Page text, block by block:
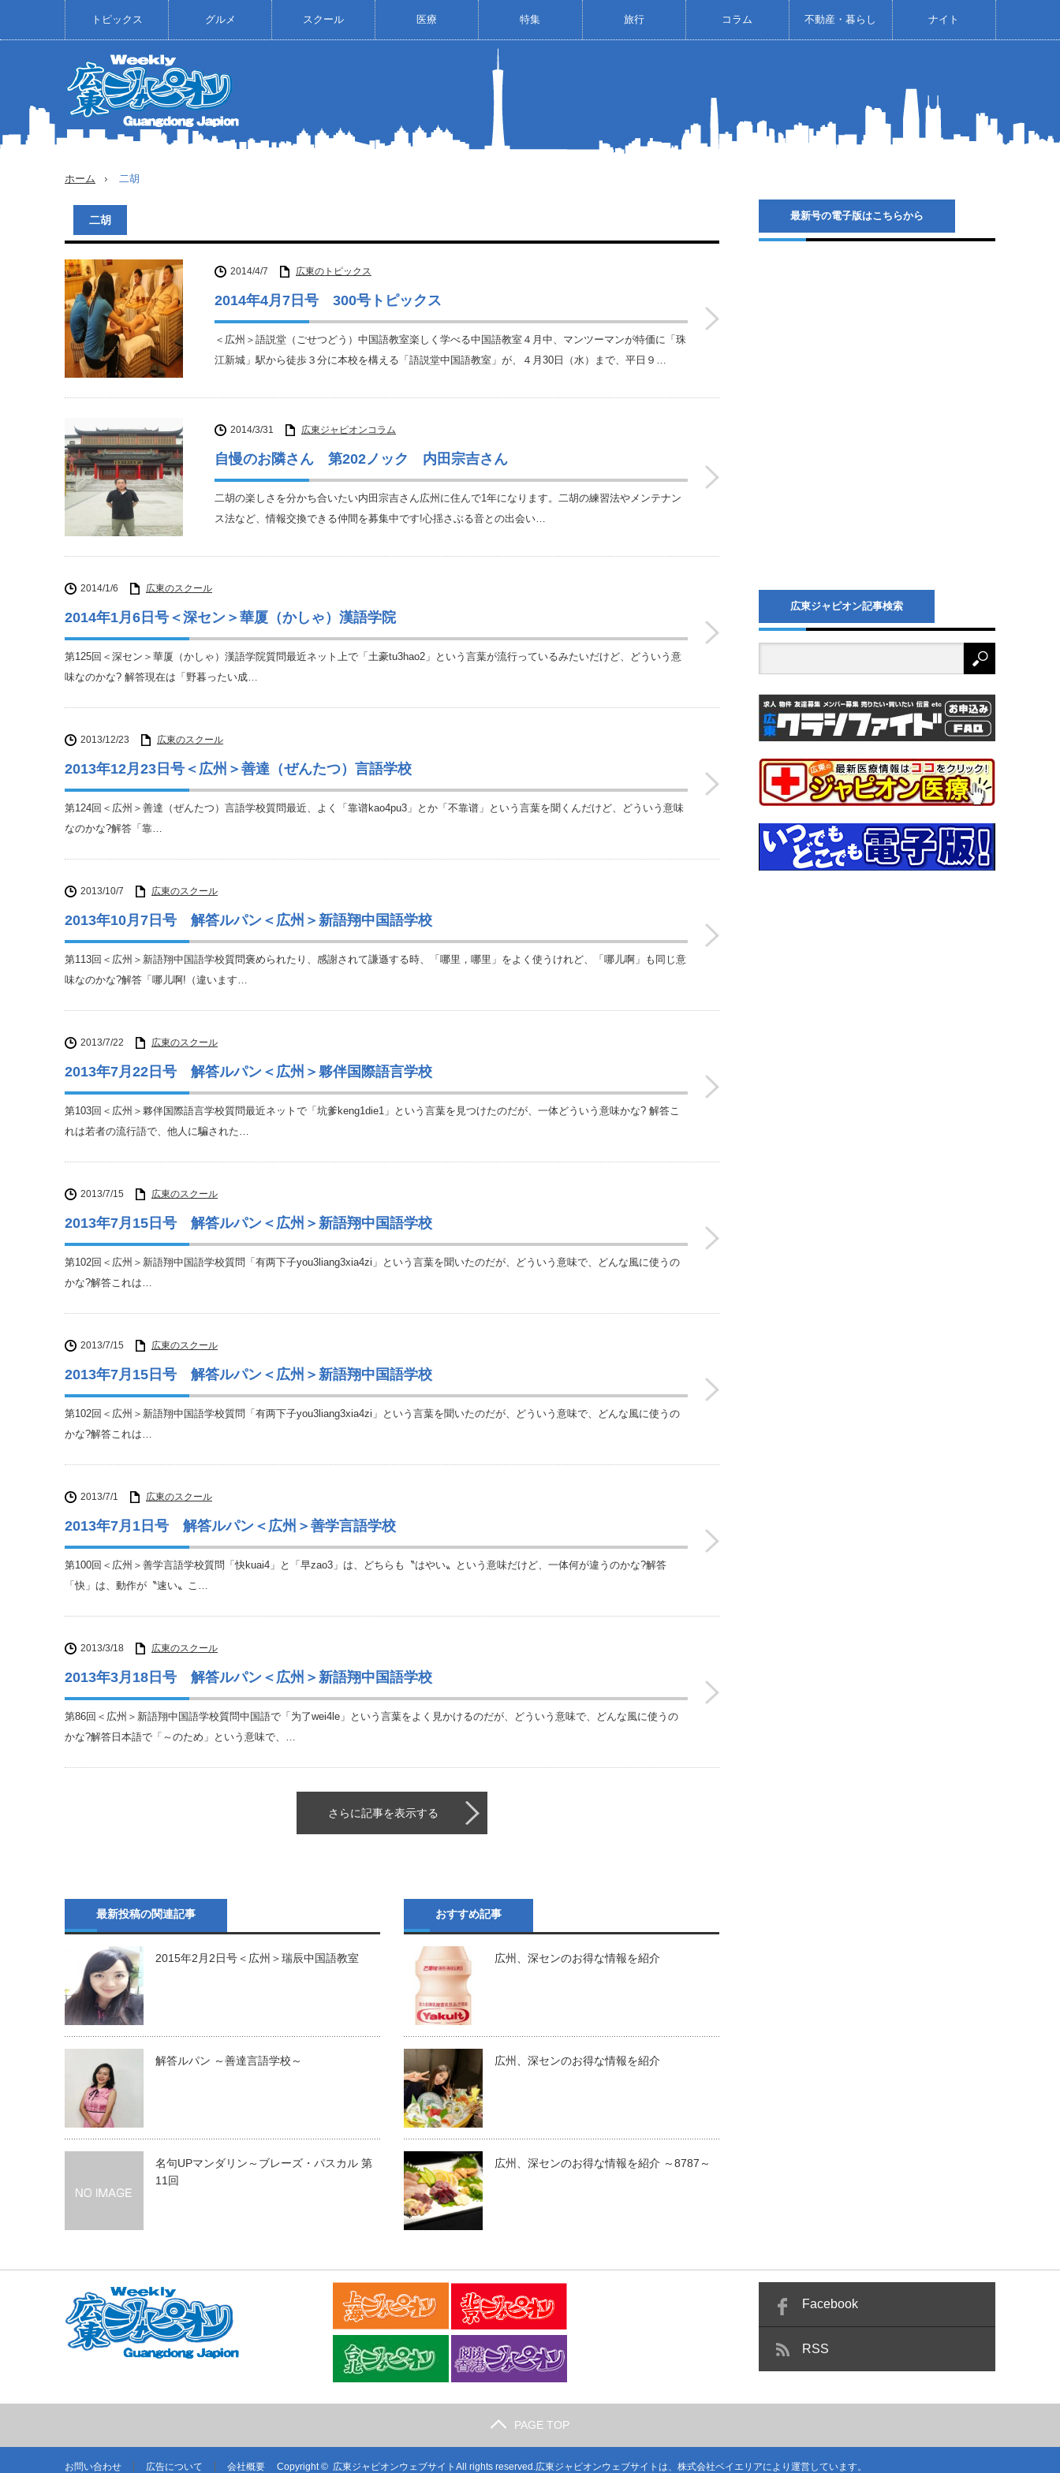
トピックス グルメ スクール 医療 特集 旅行 コラム 不動産・暮らし ナイト
ホーム 二胡
二胡
2014/4/7 広東のトピックス
2014年4月7日号 300号トピックス
＜広州＞語説堂（ごせつどう）中国語教室楽しく学べる中国語教室４月中、マンツーマンが特価に「珠
江新城」駅から徒歩３分に本校を構える「語説堂中国語教室」が、４月30日（水）まで、平日９…
2014/3/31 広東ジャピオンコラム
自慢のお隣さん 第202ノック 内田宗吉さん
二胡の楽しさを分かち合いたい内田宗吉さん広州に住んで1年になります。二胡の練習法やメンテナン
ス法など、情報交換できる仲間を募集中です!心揺さぶる音との出会い…
2014/1/6 広東のスクール
2014年1月6日号＜深セン＞華厦（かしゃ）漢語学院
第125回＜深セン＞華厦（かしゃ）漢語学院質問最近ネット上で「土豪tu3hao2」という言葉が流行っているみたいだけど、どういう意
味なのかな? 解答現在は「野暮ったい成…
2013/12/23 広東のスクール
2013年12月23日号＜広州＞善達（ぜんたつ）言語学校
第124回＜広州＞善達（ぜんたつ）言語学校質問最近、よく「靠谱kao4pu3」とか「不靠谱」という言葉を聞くんだけど、どういう意味
なのかな?解答「靠…
2013/10/7 広東のスクール
2013年10月7日号 解答ルパン＜広州＞新語翔中国語学校
第113回＜広州＞新語翔中国語学校質問褒められたり、感謝されて謙遜する時、「哪里，哪里」をよく使うけれど、「哪儿啊」も同じ意
味なのかな?解答「哪儿啊!（違います…
2013/7/22 広東のスクール
2013年7月22日号 解答ルパン＜広州＞夥伴国際語言学校
第103回＜広州＞夥伴国際語言学校質問最近ネットで「坑爹keng1die1」という言葉を見つけたのだが、一体どういう意味かな? 解答こ
れは若者の流行語で、他人に騙された…
2013/7/15 広東のスクール
2013年7月15日号 解答ルパン＜広州＞新語翔中国語学校
第102回＜広州＞新語翔中国語学校質問「有两下子you3liang3xia4zi」という言葉を聞いたのだが、どういう意味で、どんな風に使うの
かな?解答これは…
2013/7/15 広東のスクール
2013年7月15日号 解答ルパン＜広州＞新語翔中国語学校
第102回＜広州＞新語翔中国語学校質問「有两下子you3liang3xia4zi」という言葉を聞いたのだが、どういう意味で、どんな風に使うの
かな?解答これは…
2013/7/1 広東のスクール
2013年7月1日号 解答ルパン＜広州＞善学言語学校
第100回＜広州＞善学言語学校質問「快kuai4」と「早zao3」は、どちらも〝はやい〟という意味だけど、一体何が違うのかな?解答
「快」は、動作が〝速い〟こ…
2013/3/18 広東のスクール
2013年3月18日号 解答ルパン＜広州＞新語翔中国語学校
第86回＜広州＞新語翔中国語学校質問中国語で「为了wei4le」という言葉をよく見かけるのだが、どういう意味で、どんな風に使うの
かな?解答日本語で「～のため」という意味で、…
さらに記事を表示する
最新投稿の関連記事
2015年2月2日号＜広州＞瑞辰中国語教室
解答ルパン ～善達言語学校～
名句UPマンダリン～ブレーズ・パスカル 第
11回
おすすめ記事
広州、深センのお得な情報を紹介
広州、深センのお得な情報を紹介
広州、深センのお得な情報を紹介 ～8787～
最新号の電子版はこちらから
広東ジャピオン記事検索
Facebook
RSS
PAGE TOP
お問い合わせ 広告について 会社概要 Copyright © 広東ジャピオンウェブサイト All rights reserved.広東ジャピオンウェブサイトは、 株式会社ベイエリアにより運営しています。